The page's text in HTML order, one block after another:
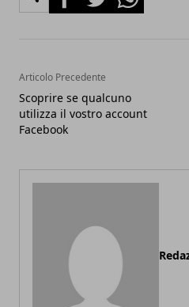
Articolo Precedente
Scoprire se qualcuno
utilizza il vostro account
Facebook